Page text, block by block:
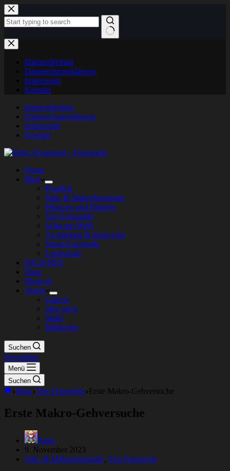
Zum
Inhalt
springen
Keine
Ergebnisse
Barrierefreiheit
Datenschutzerklärung
Impressum
Kontakt
Barrierefreiheit
Datenschutzerklärung
Impressum
Kontakt
Home
Blog
Pixelfed
Nah- & Makrofotografie
Pflanzen und Blumen
Tier-Fotografie
Schwarz-Weiß
Architektur & Bauwerke
Street-Fotografie
Landschaft
HIGH-RES
Shop
Blogroll
About
Galerie
über mich
Skills
Bildrechte
Suchen
Newsletter
Menü
Suchen
Start
Blog Tier-Fotografie Erste Makro-Gehversuche
Erste Makro-Gehversuche
Patric
9. November 2023
Nah- & Makrofotografie, Tier-Fotografie